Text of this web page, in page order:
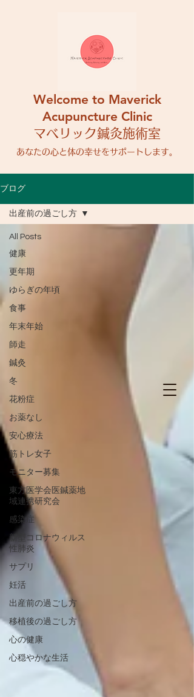
Welcome to Maverick
Acupuncture Clinic
マベリック鍼灸施術室
​あなたの心と体の幸せをサポートします。
ブログ
All Posts
健康
更年期
ゆらぎの年頃
食事
年末年始
師走
鍼灸
冬
花粉症
お薬なし
安心療法
筋トレ女子
モニター募集
東方医学会医鍼薬地
域連携研究会
感染症
新型コロナウィルス
性肺炎
サプリ
妊活
出産前の過ごし方
移植後の過ごし方
心の健康
心穏やかな生活
出産前の過ごし方